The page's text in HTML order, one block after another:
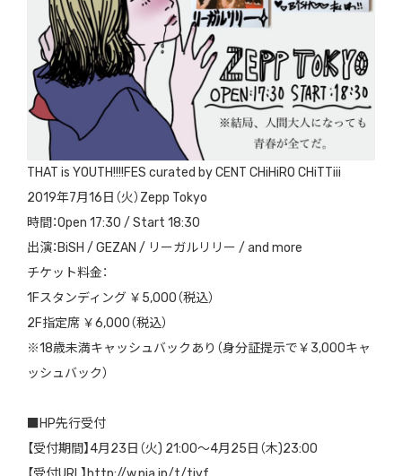
THAT is YOUTH!!!!FES curated by CENT CHiHiRO CHiTTiii
2019年7月16日（火）Zepp Tokyo
時間：Open 17:30 / Start 18:30
出演：BiSH / GEZAN / リーガルリリー / and more
チケット料金：
1Fスタンディング ￥5,000（税込）
2F指定席 ￥6,000（税込）
※18歳未満キャッシュバックあり（身分証提示で￥3,000キャ
ッシュバック）
■HP先行受付
【受付期間】4月23日（火) 21:00～4月25日（木)23:00